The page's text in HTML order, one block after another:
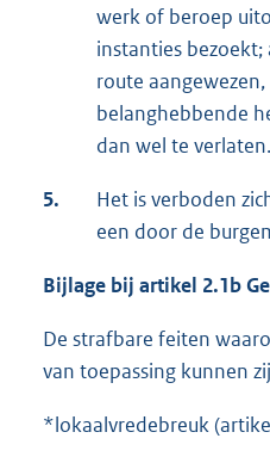
werk of beroep
instanties
route
belanghebbende
dan wel te verlaten.
5.
Het is verboden
een door de
Bijlage bij artikel 2.1b
De strafbare feiten
van toepassing kunnen
*lokaalvredebreuk